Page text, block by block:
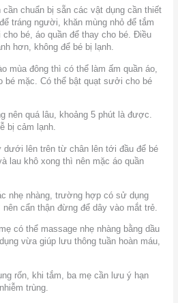
chuẩn bị sẵn các vật dụng cần thiết
tráng người, khăn mùng nhỏ để tắm
bé, áo quần để thay cho bé. Điều
hơn, không để bé bị lạnh.
mùa đông thì có thể làm ấm quần áo,
bé mặc. Có thể bật quạt sưởi cho bé
nên quá lâu, khoảng 5 phút là được.
bị cảm lạnh.
lên trên từ chân lên tới đầu để bé
lau khô xong thì nên mặc áo quần
nhẹ nhàng, trường hợp có sử dụng
cẩn thận đừng để dây vào mắt trẻ.
có thể massage nhẹ nhàng bằng dầu
vừa giúp lưu thông tuần hoàn máu,
rốn, khi tắm, ba mẹ cần lưu ý hạn
trùng.